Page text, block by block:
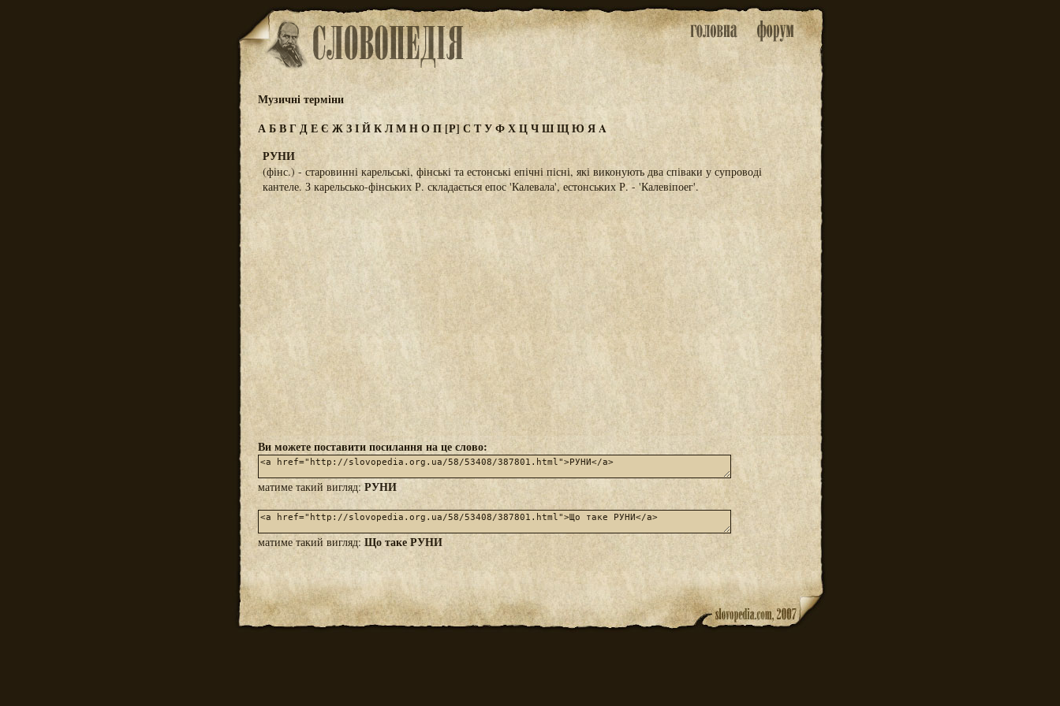
Музичні терміни
АБВГДЕЄЖЗІЙКЛМНОП[Р] СТУФХЦЧШЩЮЯA
РУНИ
(фінс.) - старовинні карельські, фінські та естонські епічні пісні, які виконують два співаки у супроводі
кантеле. З карельсько-фінських Р. складається епос 'Калевала', естонських Р. - 'Калевіпоег'.
Ви можете поставити посилання на це слово:
матиме такий вигляд:РУНИ
матиме такий вигляд: Що таке РУНИ